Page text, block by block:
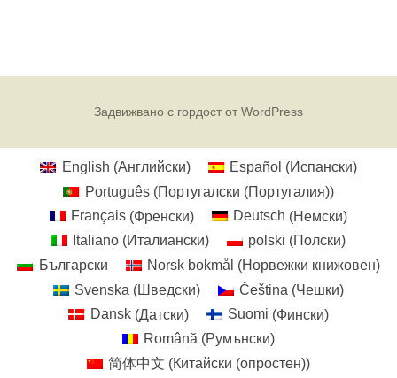
Задвижвано с гордост от WordPress
English (Английски) Español (Испански)
Português(Португалски (Португалия))
Français (Френски) Deutsch (Немски)
Italiano (Италиански) polski (Полски)
Български
Norsk bokmål (Норвежки книжовен)
Svenska (Шведски) Čeština (Чешки)
Dansk(Датски) Suomi (Фински)
Română (Румънски)
简体中文 (Китайски (опростен))